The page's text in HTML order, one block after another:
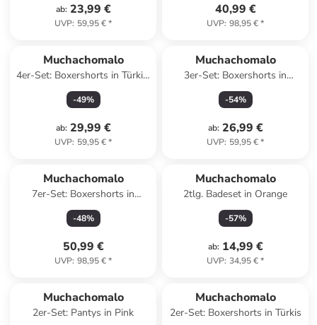
ab: 23,99 €
UVP: 59,95 €*
40,99 €
UVP: 98,95 €*
Muchachomalo
4er-Set: Boxershorts in Türkis/
Schwarz
-49%
ab: 29,99 €
UVP: 59,95 €*
Muchachomalo
3er-Set: Boxershorts in
Orange/ Hellblau/ Bunt
-54%
ab: 26,99 €
UVP: 59,95 €*
Muchachomalo
7er-Set: Boxershorts in
Schwarz/ Bunt
-48%
50,99 €
UVP: 98,95 €*
Muchachomalo
2tlg. Badeset in Orange
-57%
ab: 14,99 €
UVP: 34,95 €*
Muchachomalo
2er-Set: Pantys in Pink
Muchachomalo
2er-Set: Boxershorts in Türkis